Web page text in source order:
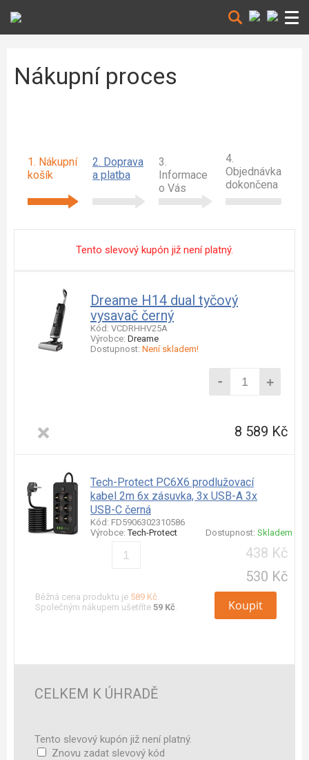
Nákupní proces
1. Nákupní
košík
2. Doprava
a platba
3.
Informace
o Vás
4.
Objednávka
dokončena
Tento slevový kupón již není platný.
Dreame H14 dual tyčový
vysavač černý
Kód: VCDRHHV25A
Výrobce: Dreame
Dostupnost: Není skladem!
- +
8 589 Kč
Tech-Protect PC6X6 prodlužovací
kabel 2m 6x zásuvka, 3x USB-A 3x
USB-C černá
Kód: FD5906302310586
Výrobce:Tech-Protect Dostupnost: Skladem
438 Kč
530 Kč
Běžná cena produktu je 589 Kč.
Společným nákupem ušetříte 59 Kč. Koupit
CELKEM K ÚHRADĚ
Tento slevový kupón již není platný.
Znovu zadat slevový kód